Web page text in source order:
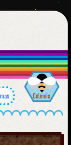
Colmeia